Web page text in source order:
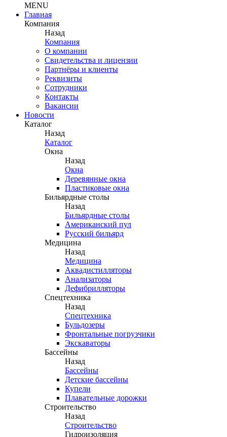
MENU
Главная
Компания
Назад
Компания
О компании
Свидетельства и лицензии
Партнёры и клиенты
Реквизиты
Сотрудники
Контакты
Вакансии
Новости
Каталог
Назад
Каталог
Окна
Назад
Окна
Деревянные окна
Пластиковые окна
Бильярдные столы
Назад
Бильярдные столы
Американский пул
Русский бильярд
Медицина
Назад
Медицина
Аквадистилляторы
Анализаторы
Дефибрилляторы
Спецтехника
Назад
Спецтехника
Бульдозеры
Фронтальные погрузчики
Экскаваторы
Бассейны
Назад
Бассейны
Детские бассейны
Купели
Плавательные дорожки
Строительство
Назад
Строительство
Гидроизоляция